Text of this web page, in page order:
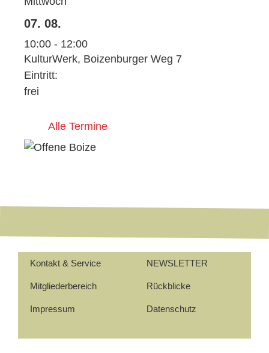
07. 08.
10:00 - 12:00
KulturWerk, Boizenburger Weg 7
Eintritt:
frei
Alle Termine
Kontakt & Service NEWSLETTER
Mitgliederbereich Rückblicke
Impressum Datenschutz